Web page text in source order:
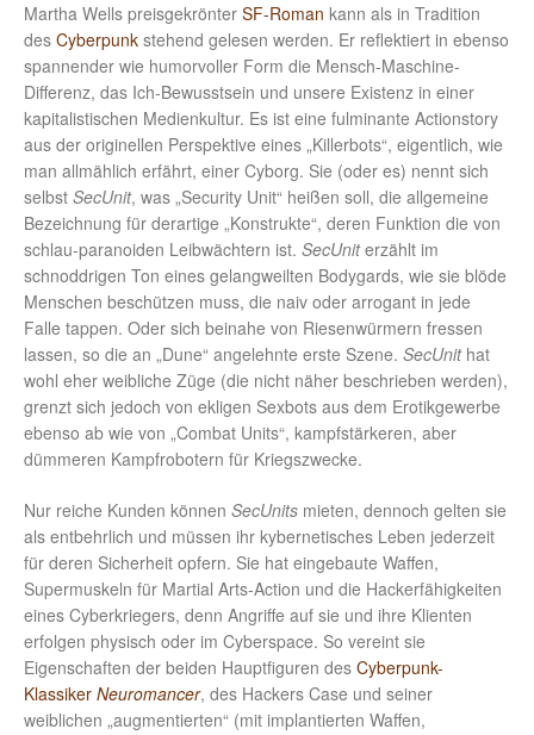
Martha Wells preisgekrönter SF-Roman kann als in Tradition
des Cyberpunk stehend gelesen werden. Er reflektiert in ebenso
spannender wie humorvoller Form die Mensch-Maschine-
Differenz, das Ich-Bewusstsein und unsere Existenz in einer
kapitalistischen Medienkultur. Es ist eine fulminante Actionstory
aus der originellen Perspektive eines „Killerbots“, eigentlich, wie
man allmählich erfährt, einer Cyborg. Sie (oder es) nennt sich
selbst SecUnit, was „Security Unit“ heißen soll, die allgemeine
Bezeichnung für derartige „Konstrukte“, deren Funktion die von
schlau-paranoiden Leibwächtern ist. SecUniterzählt im
schnoddrigen Ton eines gelangweilten Bodygards, wie sie blöde
Menschen beschützen muss, die naiv oder arrogant in jede
Falle tappen. Oder sich beinahe von Riesenwürmern fressen
lassen, so die an „Dune“ angelehnte erste Szene. SecUnithat
wohl eher weibliche Züge (die nicht näher beschrieben werden),
grenzt sich jedoch von ekligen Sexbots aus dem Erotikgewerbe
ebenso ab wie von „Combat Units“, kampfstärkeren, aber
dümmeren Kampfrobotern für Kriegszwecke.
Nur reiche Kunden können SecUnits mieten, dennoch gelten sie
als entbehrlich und müssen ihr kybernetisches Leben jederzeit
für deren Sicherheit opfern. Sie hat eingebaute Waffen,
Supermuskeln für Martial Arts-Action und die Hackerfähigkeiten
eines Cyberkriegers, denn Angriffe auf sie und ihre Klienten
erfolgen physisch oder im Cyberspace. So vereint sie
Eigenschaften der beiden Hauptfiguren des Cyberpunk-
Klassiker Neuromancer, des Hackers Case und seiner
weiblichen „augmentierten“ (mit implantierten Waffen,